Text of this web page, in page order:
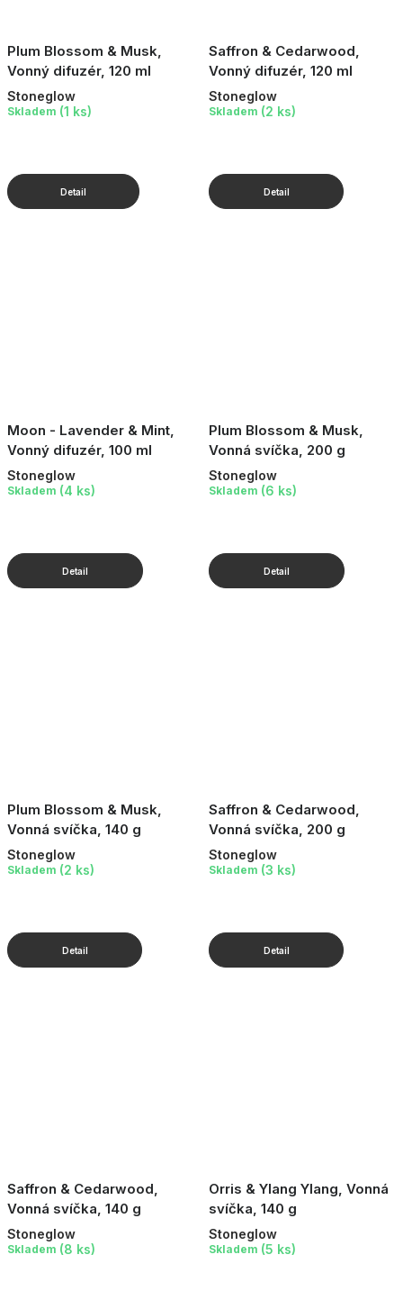
Plum Blossom & Musk,
Vonný difuzér, 120 ml
Stoneglow
Skladem (1 ks)
Saffron & Cedarwood,
Vonný difuzér, 120 ml
Stoneglow
Skladem (2 ks)
Moon - Lavender & Mint,
Vonný difuzér, 100 ml
Stoneglow
Skladem (4 ks)
Plum Blossom & Musk,
Vonná svíčka, 200 g
Stoneglow
Skladem (6 ks)
Plum Blossom & Musk,
Vonná svíčka, 140 g
Stoneglow
Skladem (2 ks)
Saffron & Cedarwood,
Vonná svíčka, 200 g
Stoneglow
Skladem (3 ks)
Saffron & Cedarwood,
Vonná svíčka, 140 g
Stoneglow
Skladem (8 ks)
Orris & Ylang Ylang, Vonná
svíčka, 140 g
Stoneglow
Skladem (5 ks)